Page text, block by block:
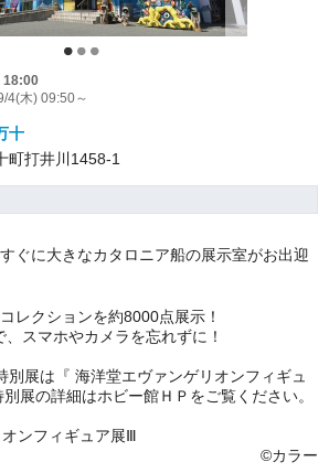
18:00
木) 09:50～
十
町打井川1458-1
ぐに大きなカタロニア船の展示室がお出迎
レクションを約8000点展示！
スマホやカメラを忘れずに！
別展は『 海洋堂エヴァンゲリオンフィギュ
展の詳細はホビー館ＨＰをご覧ください。
©カラー